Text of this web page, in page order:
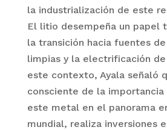
la industrialización de este
El litio desempeña un papel
la transición hacia fuentes
limpias y la electrificación de
este contexto, Ayala señaló
consciente de la
este metal en el panorama
mundial, realiza inversiones